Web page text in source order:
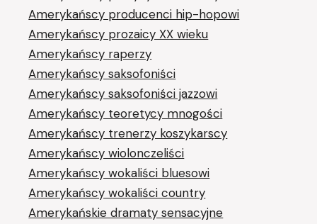
Amerykańscy producenci hip-hopowi
Amerykańscy prozaicy XX wieku
Amerykańscy raperzy
Amerykańscy saksofoniści
Amerykańscy saksofoniści jazzowi
Amerykańscy teoretycy mnogości
Amerykańscy trenerzy koszykarscy
Amerykańscy wiolonczeliści
Amerykańscy wokaliści bluesowi
Amerykańscy wokaliści country
Amerykańskie dramaty sensacyjne